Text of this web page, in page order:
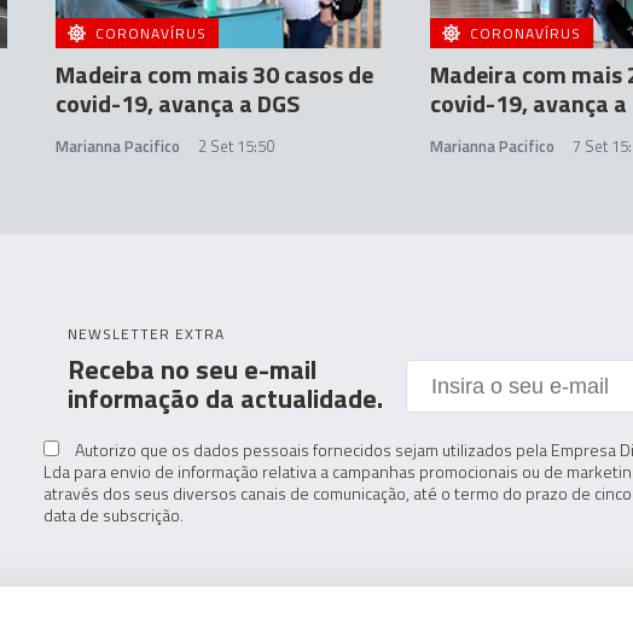
CORONAVÍRUS
Madeira com mais 30 casos de
covid-19, avança a DGS
Marianna Pacifico 2 Set 15:50
CORONAVÍRUS
Madeira com mais
covid-19, avança a
Marianna Pacifico 7 Set
NEWSLETTER EXTRA
Receba no seu e-mail
informação da actualidade.
Autorizo que os dados pessoais fornecidos sejam utilizados pela Empresa
Lda para envio de informação relativa a campanhas promocionais ou de
através dos seus diversos canais de comunicação, até o termo do prazo de
data de subscrição.